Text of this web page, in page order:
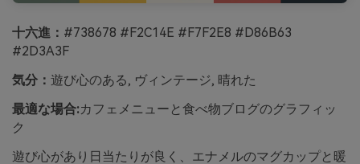
十六進： #738678 #F2C14E #F7F2E8 #D86B63
#2D3A3F
気分： 遊び心のある, ヴィンテージ, 晴れた
最適な場合:カフェメニューと食べ物ブログのグラフィッ
ク
遊び心があり日当たりが良く、エナメルのマグカップと暖